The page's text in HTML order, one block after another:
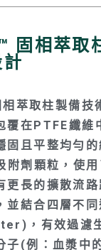
固相萃取
萃取柱製備技
覆在PTFE纖維
固且平整均勻
附劑顆粒，使用
更長的擴散流
並結合四層不
，有效過濾
子(例：血漿中